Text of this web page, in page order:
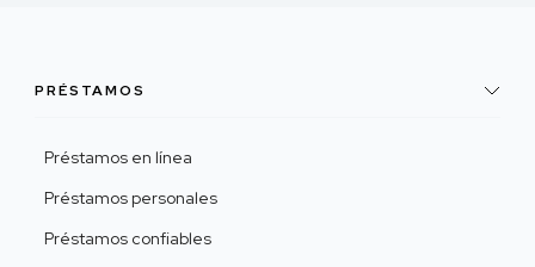
PRÉSTAMOS
Préstamos en línea
Préstamos personales
Préstamos confiables